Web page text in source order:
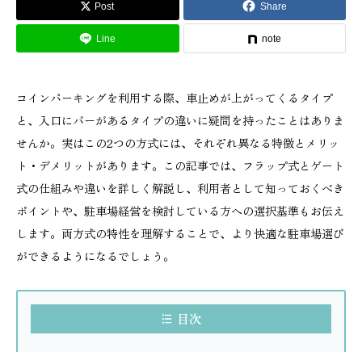
Post Share
Line note
コインパーキングを利用する際、車止めが上がってくるタイプ
と、入口にバーがあるタイプの違いに疑問を持ったことはありま
せんか。実はこの2つの方式には、それぞれ異なる特徴とメリッ
ト・デメリットがあります。この記事では、フラップ式とゲート
式の仕組みや違いを詳しく解説し、利用者として知っておくべき
ポイントや、駐車場経営を検討している方への選択基準もお伝え
します。両方式の特性を理解することで、より快適な駐車場選び
ができるようになるでしょう。
目次